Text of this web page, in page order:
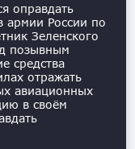
оправдать
армии России по
Зеленского
позывным
средства
отражать
авиационных
в своём